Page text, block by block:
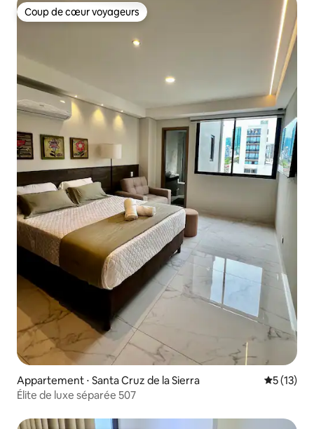
Coup de cœur voyageurs
Coup de cœur voyageurs
Appartement ⋅ Santa Cruz de la Sierra
5 (13)
Élite de luxe séparée 507